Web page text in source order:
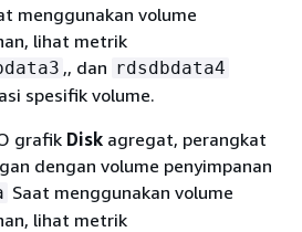
menggunakan volume
lihat metrik
,, dan rdsdbdata4
spesifik volume.
grafik Disk agregat, perangkat
dengan volume penyimpanan
Saat menggunakan volume
lihat metrik